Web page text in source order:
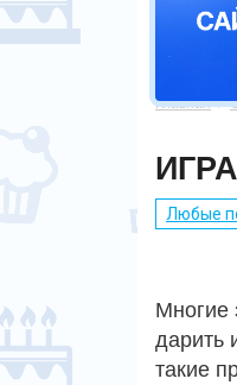
Главная 
Любые
Многие
дарить
такие